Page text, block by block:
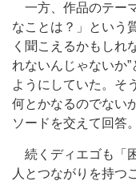
一方、作品のテー
なことは？」という
く聞こえるかもしれ
れないんじゃないか
ようにしていた。そ
何とかなるのでない
ソードを交えて回答。
続くディエゴも「
人とつながりを持つ